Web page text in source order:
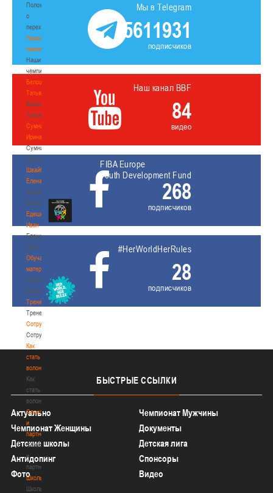
Положение
о
переходах
Наши
чемпионы
Наши
чемпионы
Белошапко
Татьяна
Белошапко
Татьяна
Сумникова
Ирина
Сумникова
Ирина
Швайбович
Елена
Швайбович
Елена
Едешко
Иван
Едешко
Иван
Обучающие
материалы
Обучающие
материалы
Тренерам
Тренерам
Сотрудничество
Сотрудничество
Как
стать
волонтером
Как
стать
волонтером
Спонсоры
и
партнеры
Спонсоры
и
партнеры
Школы
Школы
Мы в Telegram
5611931
подписчиков
Наш канал BBF
84
видео
FIBA Europe
Youth Development Fund
268
подписчиков
#HerWorldHerRules
28
подписчиков
БЫСТРЫЕ ССЫЛКИ
Актуально
Чемпионат Мужчины
Чемпионат Женщины
Документы
Детские школы
Детская лига
Антидопинг
Спонсоры
Фото
Видео